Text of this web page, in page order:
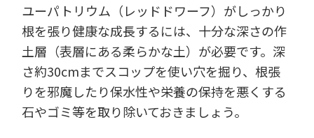
ユーパトリウム（レッドドワーフ）がしっかり
根を張り健康な成長するには、十分な深さの作
土層（表層にある柔らかな土）が必要です。深
さ約30cmまでスコップを使い穴を掘り、根張
りを邪魔したり保水性や栄養の保持を悪くする
石やゴミ等を取り除いておきましょう。